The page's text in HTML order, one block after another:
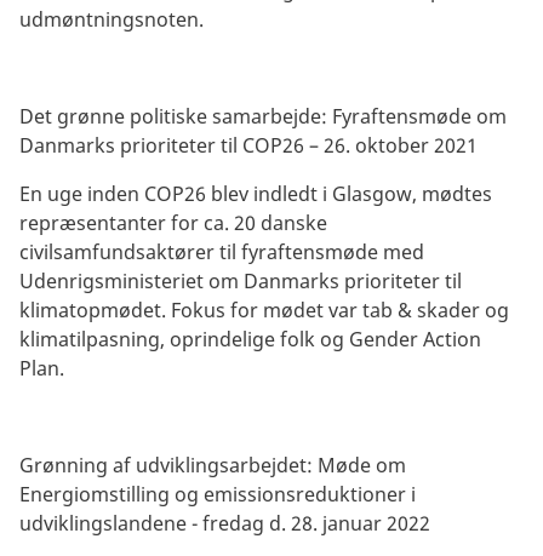
udmøntningsnoten.
Det grønne politiske samarbejde: Fyraftensmøde om
Danmarks prioriteter til COP26 – 26. oktober 2021
En uge inden COP26 blev indledt i Glasgow, mødtes
repræsentanter for ca. 20 danske
civilsamfundsaktører til fyraftensmøde med
Udenrigsministeriet om Danmarks prioriteter til
klimatopmødet. Fokus for mødet var tab & skader og
klimatilpasning, oprindelige folk og Gender Action
Plan.
Grønning af udviklingsarbejdet: Møde om
Energiomstilling og emissionsreduktioner i
udviklingslandene - fredag d. 28. januar 2022